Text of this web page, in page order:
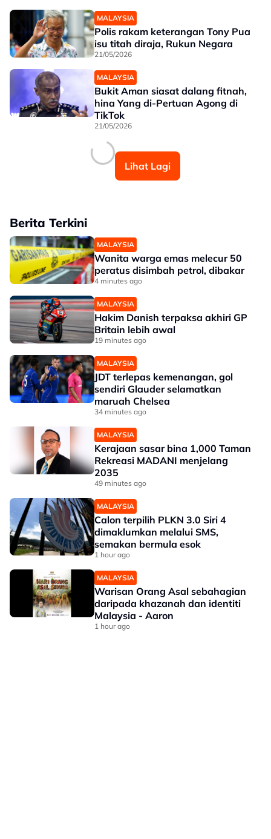
MALAYSIA
Polis rakam keterangan Tony Pua
isu titah diraja, Rukun Negara
21/05/2026
MALAYSIA
Bukit Aman siasat dalang fitnah,
hina Yang di-Pertuan Agong di
TikTok
21/05/2026
Lihat Lagi
Berita Terkini
MALAYSIA
Wanita warga emas melecur 50
peratus disimbah petrol, dibakar
4 minutes ago
MALAYSIA
Hakim Danish terpaksa akhiri GP
Britain lebih awal
19 minutes ago
MALAYSIA
JDT terlepas kemenangan, gol
sendiri Glauder selamatkan
maruah Chelsea
34 minutes ago
MALAYSIA
Kerajaan sasar bina 1,000 Taman
Rekreasi MADANI menjelang
2035
49 minutes ago
MALAYSIA
Calon terpilih PLKN 3.0 Siri 4
dimaklumkan melalui SMS,
semakan bermula esok
1 hour ago
MALAYSIA
Warisan Orang Asal sebahagian
daripada khazanah dan identiti
Malaysia - Aaron
1 hour ago